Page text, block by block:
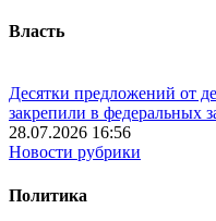
Власть
Десятки предложений от
закрепили в федеральных
28.07.2026 16:56
Новости рубрики
Политика